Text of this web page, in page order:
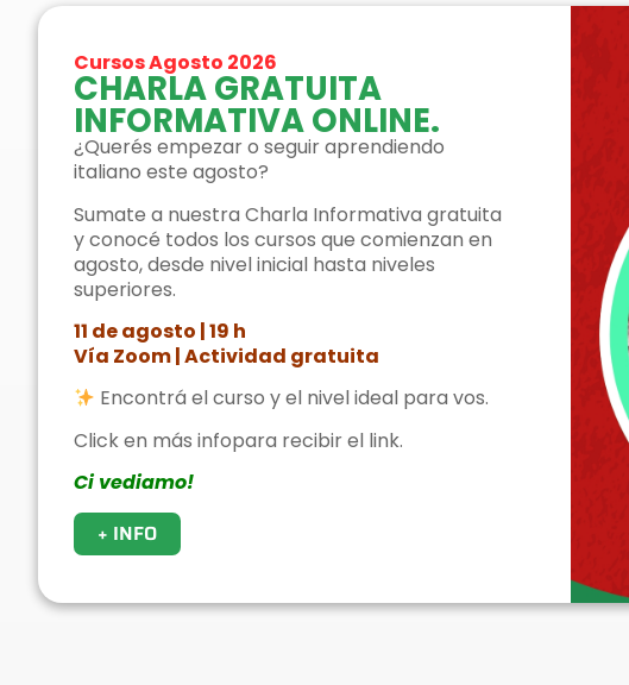
Estudiá
italiano
con
profesores
calificados
Cursos Agosto 2026
CHARLA GRATUITA
INFORMATIVA ONLINE.
¿Querés empezar o seguir aprendiendo
italiano este agosto?
Sumate a nuestra Charla Informativa gratuita
y conocé todos los cursos que comienzan en
agosto, desde nivel inicial hasta niveles
superiores.
11 de agosto | 19 h
Vía Zoom | Actividad gratuita
Encontrá el curso y el nivel ideal para vos.
Click en más infopara recibir el link.
Ci vediamo!
+ INFO